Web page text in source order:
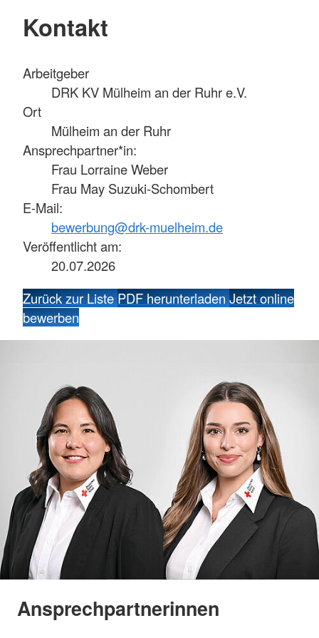
Kontakt
Arbeitgeber
DRK KV Mülheim an der Ruhr e.V.
Ort
Mülheim an der Ruhr
Ansprechpartner*in:
Frau Lorraine Weber
Frau May Suzuki-Schombert
E-Mail:
bewerbung@drk-muelheim.de
Veröffentlicht am:
20.07.2026
Zurück zur ListePDF herunterladenJetzt online
bewerben
Ansprechpartnerinnen